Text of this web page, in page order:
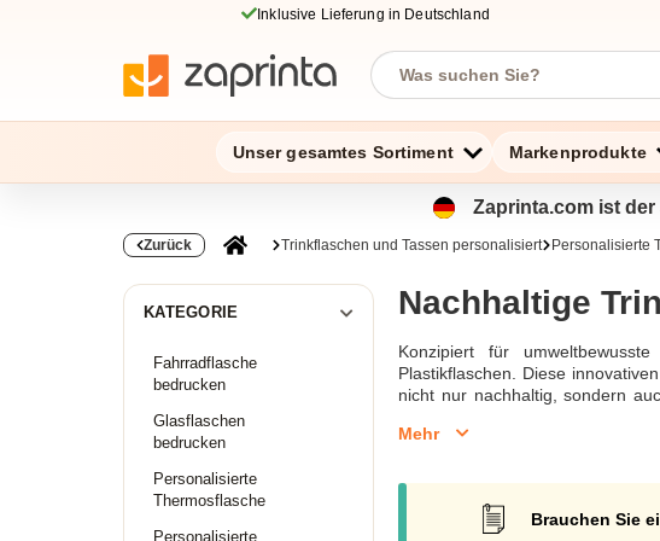
Inklusive Lieferung in Deutschland
Unser gesamtes Sortiment Markenprodukte
Zaprinta.com ist
Zurück Trinkflaschen und Tassen personalisiert Personalisierte
KATEGORIE
Fahrradflasche
bedrucken
Glasflaschen
bedrucken
Personalisierte
Thermosflasche
Personalisierte
Nachhaltige
Konzipiert für
Plastikflaschen. Diese
nicht nur nachhaltig, sondern
recyceltem Material hergestellt
geschmacksneutrales
Möglichkeiten, die zu jedem
Lebensweise leisten. Mit einem
Mehr
Brauchen Sie